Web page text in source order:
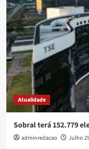
Atualidade
Sobral terá 152.779
adminredacao Julho